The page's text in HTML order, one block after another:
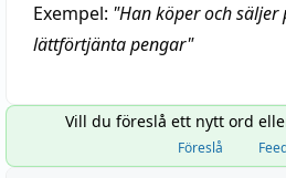
Exempel: "Han köper och
lättförtjänta pengar"
Vill du föreslå ett nytt ord
Föreslå